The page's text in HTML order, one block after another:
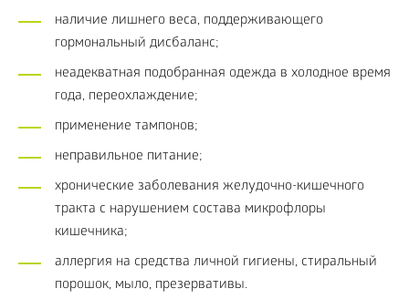
наличие лишнего веса, поддерживающего
гормональный дисбаланс;
неадекватная подобранная одежда в холодное время
года, переохлаждение;
применение тампонов;
неправильное питание;
хронические заболевания желудочно-кишечного
тракта с нарушением состава микрофлоры
кишечника;
аллергия на средства личной гигиены, стиральный
порошок, мыло, презервативы.